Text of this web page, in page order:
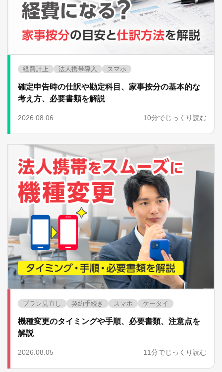
経費計上 法人携帯導入 スマホ
確定申告時の仕訳や勘定科目、家事按分の基本的な
考え方、必要書類を解説
2026.08.06 10分でじっくり読む
プラン見直し 契約手続き スマホ ケータイ
機種変更のタイミングや手順、必要書類、注意点を
解説
2026.08.05 11分でじっくり読む